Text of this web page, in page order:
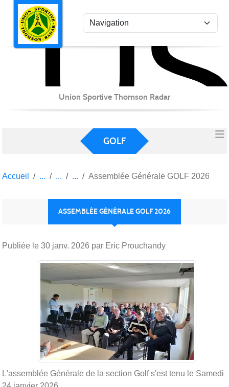
Union Sportive Thomson Radar
GOLF
Accueil Assemblée Générale GOLF 2026
ASSEMBLÉE GÉNÉRALE GOLF 2026
Publiée le 30 janv. 2026 par Eric Prouchandy
L'assemblée Générale de la section Golf s'est tenu le Samedi
Panneau de gestion des cookies